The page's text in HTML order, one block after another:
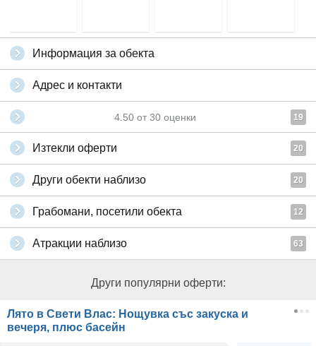
Информация за обекта
Адрес и контакти
4.50 от 30 оценки 19
Изтекли оферти 20
Други обекти наблизо 20
Грабомани, посетили обекта 12
Атракции наблизо 63
Други популярни оферти:
Лято в Свети Влас: Нощувка със закуска и
вечеря, плюс басейн